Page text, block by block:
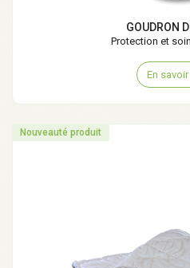
GOUDRON
Protection et
En
Nouveauté produit